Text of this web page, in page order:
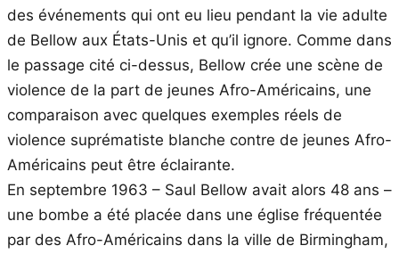
des événements qui ont eu lieu pendant la vie adulte
de Bellow aux États-Unis et qu’il ignore. Comme dans
le passage cité ci-dessus, Bellow crée une scène de
violence de la part de jeunes Afro-Américains, une
comparaison avec quelques exemples réels de
violence suprématiste blanche contre de jeunes Afro-
Américains peut être éclairante.
En septembre 1963 – Saul Bellow avait alors 48 ans –
une bombe a été placée dans une église fréquentée
par des Afro-Américains dans la ville de Birmingham,